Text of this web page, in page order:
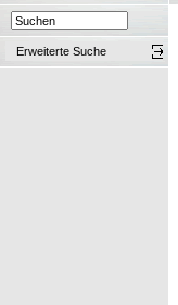
Erweiterte Suche